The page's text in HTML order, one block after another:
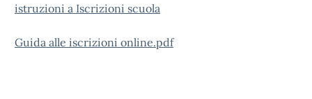
istruzioni a Iscrizioni scuola
Guida alle iscrizioni online.pdf